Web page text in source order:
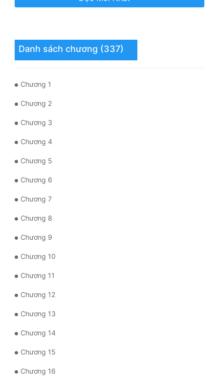
Tội Phạm
Võ Hiệp
Xuyên Không
Xuyên Nhanh
Danh sách chương (337)
Chương 1
Chương 2
Chương 3
Chương 4
Chương 5
Chương 6
Chương 7
Chương 8
Chương 9
Chương 10
Chương 11
Chương 12
Chương 13
Chương 14
Chương 15
Chương 16